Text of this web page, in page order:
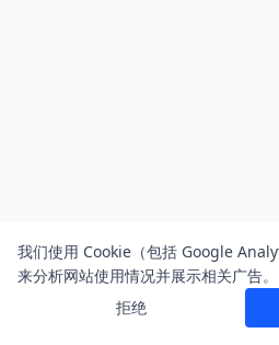
我们使用 Cookie（包括 Google
来分析网站使用情况并展示相关广告。
拒绝